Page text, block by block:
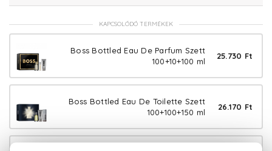
KAPCSOLÓDÓ TERMÉKEK
Boss Bottled Eau De Parfum Szett
100+10+100 ml
25.730 Ft
Boss Bottled Eau De Toilette Szett
100+100+150 ml
26.170 Ft